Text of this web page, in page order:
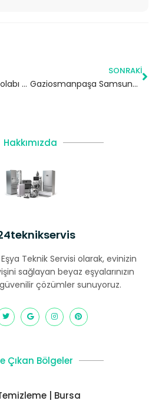
Çatalca Profilo Buzdolabı Servisi
SONRAKI
Gaziosmanpaşa Samsung Buzdolabı Servisi – 7/24 Teknik Servis
Hakkımızda
Teknik Servisi olarak, evinizin
sağlayan beyaz eşyalarınızın
çözümler sunuyoruz.
Çıkan Bölgeler
| Bursa